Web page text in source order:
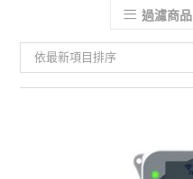
過濾商品
依最新項目排序